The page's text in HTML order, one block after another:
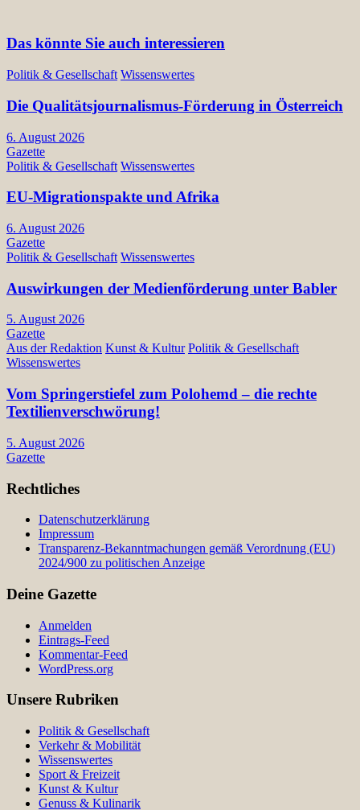
Das könnte Sie auch interessieren
Politik & Gesellschaft Wissenswertes
Die Qualitätsjournalismus-Förderung in Österreich
6. August 2026
Gazette
Politik & Gesellschaft Wissenswertes
EU-Migrationspakte und Afrika
6. August 2026
Gazette
Politik & Gesellschaft Wissenswertes
Auswirkungen der Medienförderung unter Babler
5. August 2026
Gazette
Aus der Redaktion Kunst & Kultur Politik & Gesellschaft
Wissenswertes
Vom Springerstiefel zum Polohemd – die rechte
Textilienverschwörung!
5. August 2026
Gazette
Rechtliches
Datenschutzerklärung
Impressum
Transparenz-Bekanntmachungen gemäß Verordnung (EU)
2024/900 zu politischen Anzeige
Deine Gazette
Anmelden
Eintrags-Feed
Kommentar-Feed
WordPress.org
Unsere Rubriken
Politik & Gesellschaft
Verkehr & Mobilität
Wissenswertes
Sport & Freizeit
Kunst & Kultur
Genuss & Kulinarik